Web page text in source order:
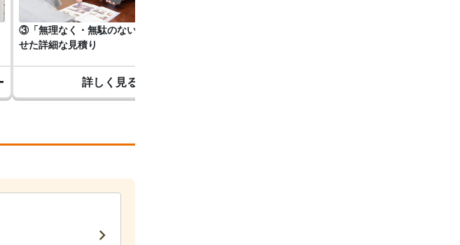
③「無理なく・無駄のない」予算に合わ
せた詳細な見積り
詳しく見る